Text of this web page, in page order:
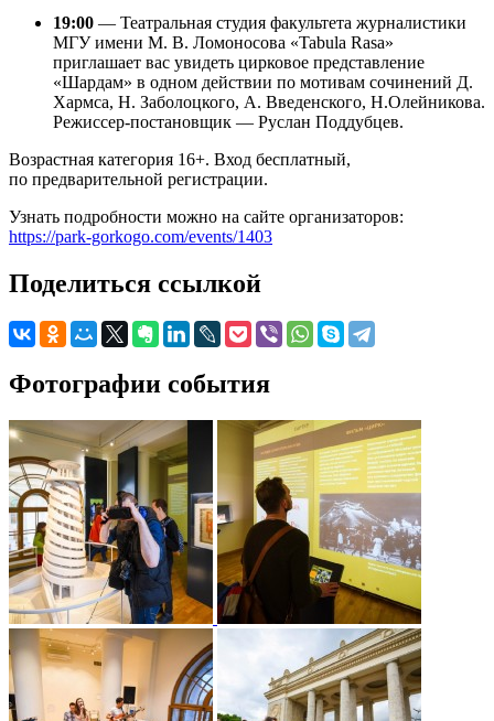
19:00 — Театральная студия факультета журналистики
МГУ имени М. В. Ломоносова «Tabula Rasa»
приглашает вас увидеть цирковое представление
«Шардам» в одном действии по мотивам сочинений Д.
Хармса, Н. Заболоцкого, А. Введенского, Н.Олейникова.
Режиссер-постановщик — Руслан Поддубцев.
Возрастная категория 16+. Вход бесплатный,
по предварительной регистрации.
Узнать подробности можно на сайте организаторов:
https://park-gorkogo.com/events/1403
Поделиться ссылкой
Фотографии события